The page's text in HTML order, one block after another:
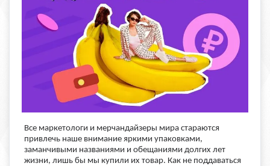
Все маркетологи и мерчандайзеры мира стараются
привлечь наше внимание яркими упаковками,
заманчивыми названиями и обещаниями долгих лет
жизни, лишь бы мы купили их товар. Как не поддаваться